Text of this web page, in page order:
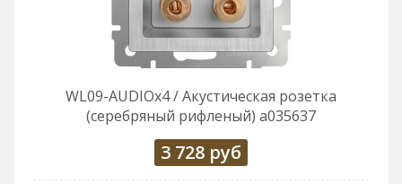
WL09-AUDIOx4 / Акустическая розетка
(серебряный рифленый) a035637
3 728 руб